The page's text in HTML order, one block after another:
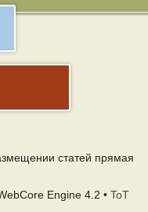
статей прямая
Engine 4.2 • ToT